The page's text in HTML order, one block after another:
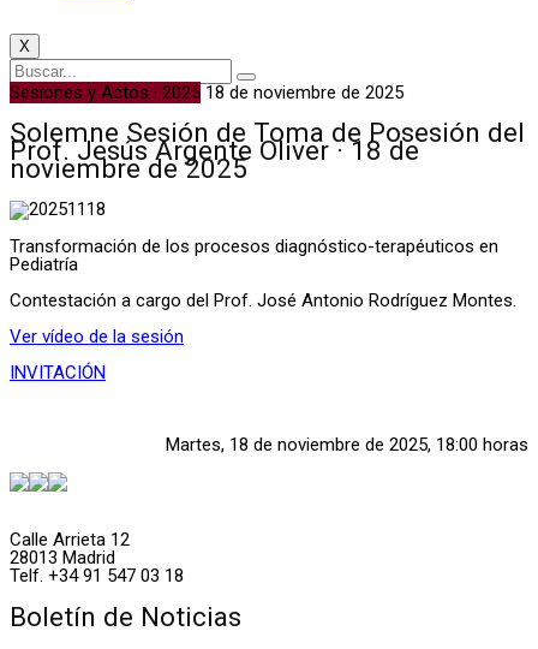
X
Sesiones y Actos · 2025 18 de noviembre de 2025
Solemne Sesión de Toma de Posesión del
Prof. Jesús Argente Oliver · 18 de
noviembre de 2025
Transformación de los procesos diagnóstico-terapéuticos en
Pediatría
Contestación a cargo del Prof. José Antonio Rodríguez Montes.
Ver vídeo de la sesión
INVITACIÓN
Martes, 18 de noviembre de 2025, 18:00 horas
Calle Arrieta 12
28013 Madrid
Telf. +34 91 547 03 18
Boletín de Noticias